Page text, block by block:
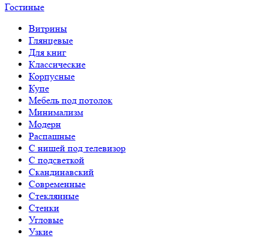
Гостиные
Витрины
Глянцевые
Для книг
Классические
Корпусные
Купе
Мебель под потолок
Минимализм
Модерн
Распашные
С нишей под телевизор
С подсветкой
Скандинавский
Современные
Стеклянные
Стенки
Угловые
Узкие